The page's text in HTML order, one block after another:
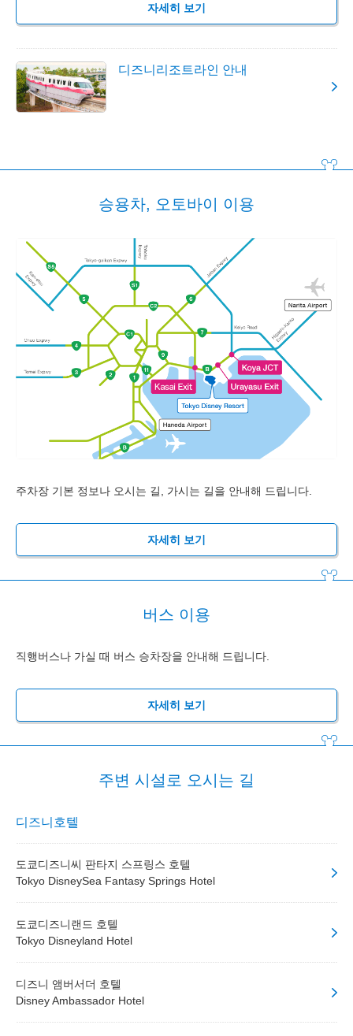
자세히 보기
디즈니리조트라인 안내
승용차, 오토바이 이용
주차장 기본 정보나 오시는 길, 가시는 길을 안내해 드립니다.
자세히 보기
버스 이용
직행버스나 가실 때 버스 승차장을 안내해 드립니다.
자세히 보기
주변 시설로 오시는 길
디즈니호텔
도쿄디즈니씨 판타지 스프링스 호텔
Tokyo DisneySea Fantasy Springs Hotel
도쿄디즈니랜드 호텔
Tokyo Disneyland Hotel
디즈니 앰버서더 호텔
Disney Ambassador Hotel